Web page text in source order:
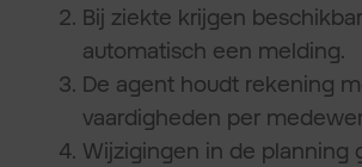
Bij ziekte krijgen
automatisch een melding.
De agent houdt rekening
vaardigheden per
Wijzigingen in de planning